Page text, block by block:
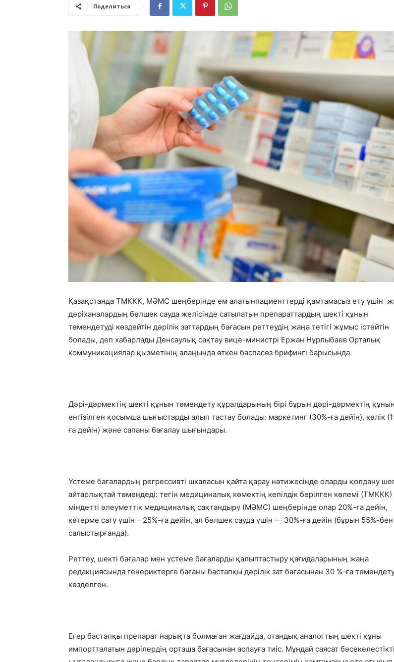
Поделиться
Қазақстанда ТМККК, МӘМС шеңберінде ем алатынпациенттерді қамтамасыз ету үшін
дәріханалардың бөлшек сауда желісінде сатылатын препараттардың шекті құнын
төмендетуді көздейтін дәрілік заттардың бағасын реттеудің жаңа тетігі жұмыс істейтін
болады, деп хабарлады Денсаулық сақтау вице-министрі Ержан Нұрлыбаев Орталық
коммуникациялар қызметінің алаңында өткен баспасөз брифингі барысында.
Дәрі-дәрмектің шекті құнын төмендету құралдарының бірі бұрын дәрі-дәрмектің
енгізілген қосымша шығыстарды алып тастау болады: маркетинг (30%-ға дейін), көлік
ға дейін) және сапаны бағалау шығындары.
Үстеме бағалардың регрессивті шкаласын қайта қарау нәтижесінде оларды қолдану
айтарлықтай төмендеді: тегін медициналық көмектің кепілдік берілген көлемі
міндетті әлеуметтік медициналық сақтандыру (МӘМС) шеңберінде олар 20%-ға дейін,
көтерме сату үшін – 25%-ға дейін, ал бөлшек сауда үшін — 30%-ға дейін (бұрын 55%-бен
салыстырғанда).
Реттеу, шекті бағалар мен үстеме бағаларды қалыптастыру қағидаларының жаңа
редакциясында генериктерге бағаны бастапқы дәрілік зат бағасынан 30 %-ға
көзделген.
Егер бастапқы препарат нарықта болмаған жағдайда, отандық аналогтың шекті құны
импортталатын дәрілердің орташа бағасынан аспауға тиіс. Мұндай саясат бәсекелестікті